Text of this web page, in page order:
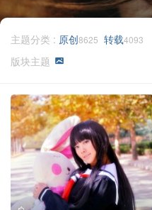
主题分类 : 原创8625 转载4093
版块主题